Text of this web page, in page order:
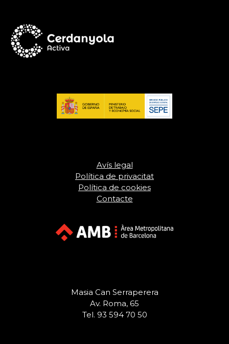
Avís legal
Política de privacitat
Política de cookies
Contacte
Masia Can Serraperera
Av. Roma, 65
Tel. 93 594 70 50